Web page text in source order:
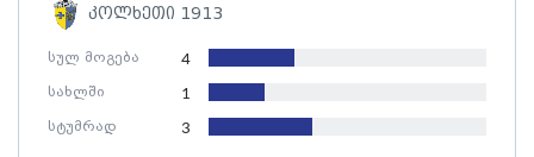
კოლხეთი 1913
სულ მოგება 4
სახლში 1
სტუმრად 3